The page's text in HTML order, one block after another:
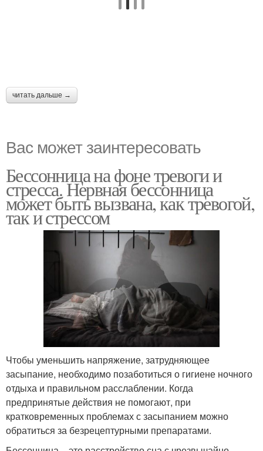
читать дальше →
Вас может заинтересовать
Бессонница на фоне тревоги и
стресса. Нервная бессонница
может быть вызвана, как тревогой,
так и стрессом
Чтобы уменьшить напряжение, затрудняющее
засыпание, необходимо позаботиться о гигиене ночного
отдыха и правильном расслаблении. Когда
предпринятые действия не помогают, при
кратковременных проблемах с засыпанием можно
обратиться за безрецептурными препаратами.